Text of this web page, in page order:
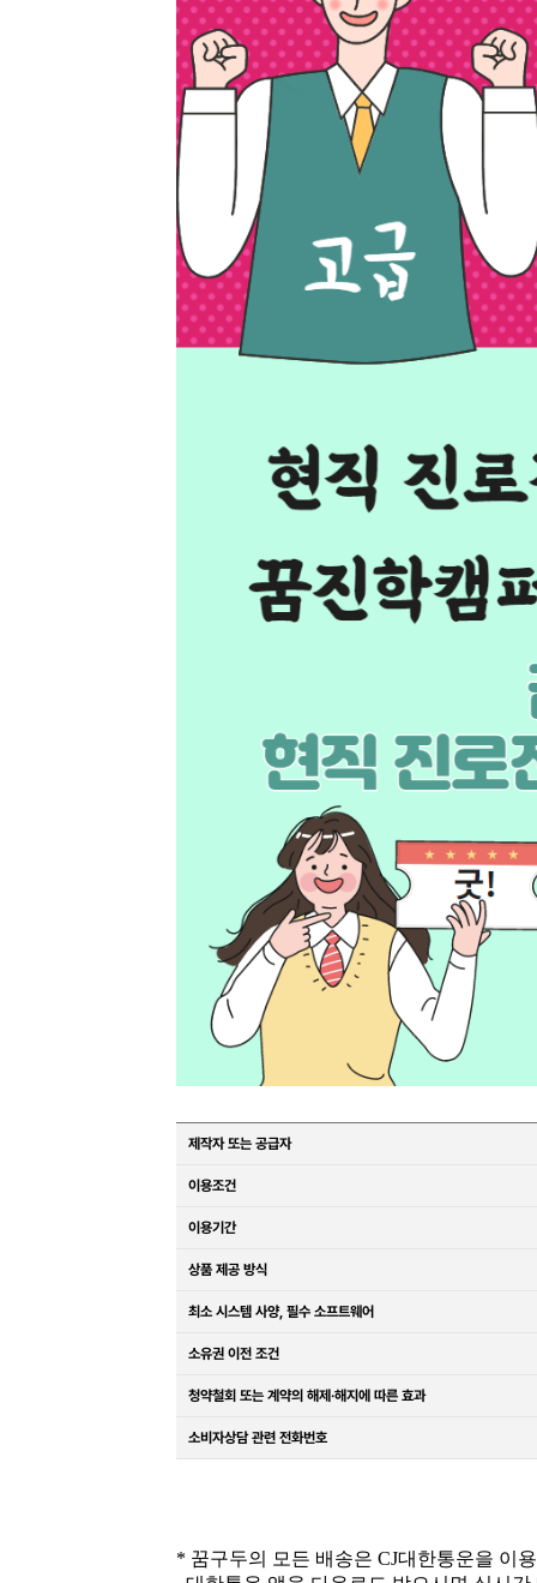
제작자 또는 공급자
이용조건
이용기간
상품 제공 방식
최소 시스템 사양, 필수 소프트웨어
소유권 이전 조건
청약철회 또는 계약의 해제·해지에 따른 효과
소비자상담 관련 전화번호
* 꿈구두의 모든 배송은 CJ대한통운을 이